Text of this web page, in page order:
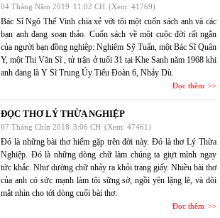
04 Tháng Năm 2019 11:02 CH (Xem: 41769)
Bác Sĩ Ngô Thế Vinh chia xẻ với tôi một cuốn sách anh và các
bạn anh đang soạn thảo. Cuốn sách về một cuộc đời rất ngắn
của người bạn đồng nghiệp: Nghiêm Sỹ Tuấn, một Bác Sĩ Quân
Y, một Thi Văn Sĩ , tử trận ở tuổi 31 tại Khe Sanh năm 1968 khi
anh đang là Y Sĩ Trung Úy Tiểu Đoàn 6, Nhảy Dù.
Đọc thêm
ĐỌC THƠ LÝ THỪA NGHIỆP
07 Tháng Chín 2018 3:06 CH (Xem: 47461)
Đó là những bài thơ hiếm gặp trên đời này. Đó là thơ Lý Thừa
Nghiệp. Đó là những dòng chữ làm chúng ta giựt mình ngay
tức khắc. Như dường chữ nhảy ra khỏi trang giấy. Nhiều bài thơ
của anh có sức mạnh làm tôi sững sờ, ngồi yên lặng lẽ, và dõi
mắt nhìn cho tới dòng cuối bài thơ.
Đọc thêm